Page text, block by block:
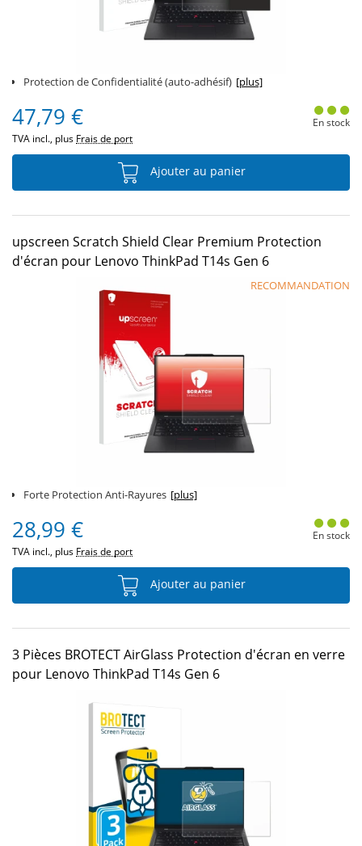
Protection de Confidentialité (auto-adhésif) [plus]
47,79 €
TVA incl., plus Frais de port
En stock
Ajouter au panier
upscreen Scratch Shield Clear Premium Protection
d'écran pour Lenovo ThinkPad T14s Gen 6
RECOMMANDATION
Forte Protection Anti-Rayures [plus]
28,99 €
TVA incl., plus Frais de port
En stock
Ajouter au panier
3 Pièces BROTECT AirGlass Protection d'écran en verre
pour Lenovo ThinkPad T14s Gen 6